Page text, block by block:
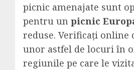
picnic amenajate sunt
pentru un picnic
reduse. Verificați online
unor astfel de locuri în
regiunile pe care le